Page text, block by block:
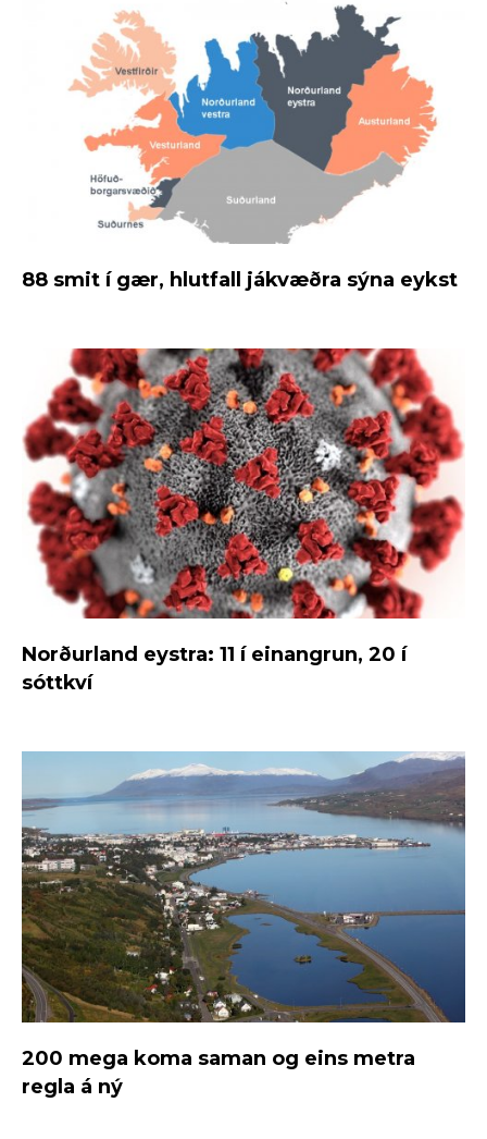
88 smit í gær, hlutfall jákvæðra sýna eykst
Norðurland eystra: 11 í einangrun, 20 í
sóttkví
200 mega koma saman og eins metra
regla á ný